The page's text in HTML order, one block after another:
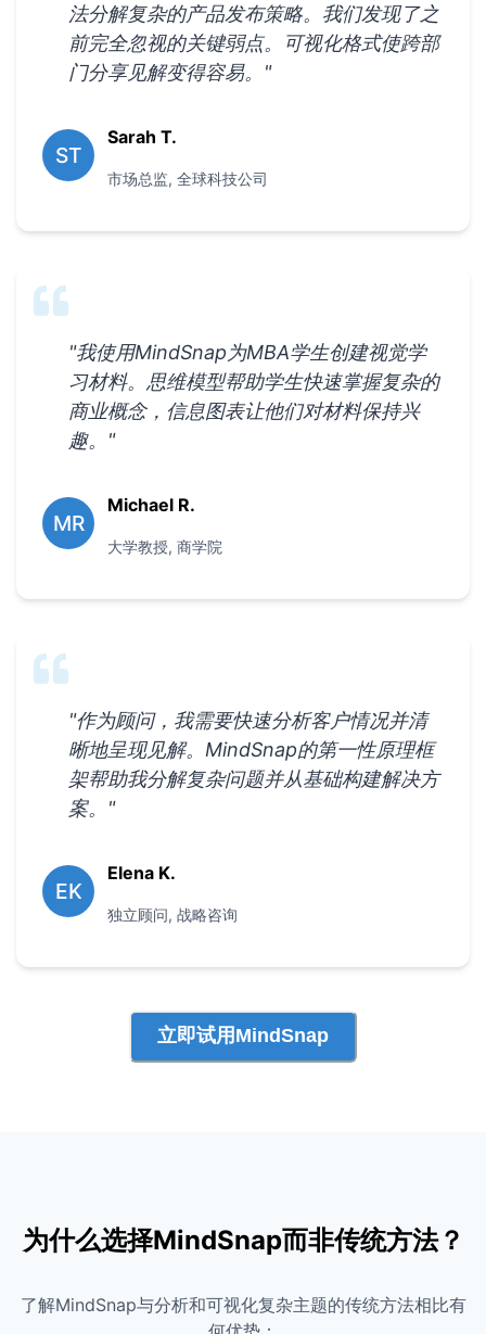
法分解复杂的产品发布策略。我们发现了之
前完全忽视的关键弱点。可视化格式使跨部
门分享见解变得容易。 "
ST
Sarah T.
市场总监, 全球科技公司
"我使用MindSnap为MBA学生创建视觉学
习材料。思维模型帮助学生快速掌握复杂的
商业概念，信息图表让他们对材料保持兴
趣。 "
MR
Michael R.
大学教授, 商学院
"作为顾问，我需要快速分析客户情况并清
晰地呈现见解。MindSnap的第一性原理框
架帮助我分解复杂问题并从基础构建解决方
案。 "
EK
Elena K.
独立顾问, 战略咨询
立即试用MindSnap
为什么选择MindSnap而非传统方法？
了解MindSnap与分析和可视化复杂主题的传统方法相比有